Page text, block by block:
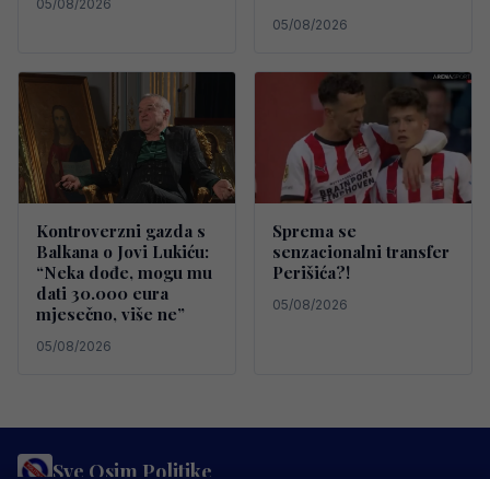
05/08/2026
05/08/2026
Kontroverzni gazda s
Balkana o Jovi Lukiću:
“Neka dođe, mogu mu
dati 30.000 eura
mjesečno, više ne”
05/08/2026
Sprema se
senzacionalni transfer
Perišića?!
05/08/2026
Sve Osim Politike